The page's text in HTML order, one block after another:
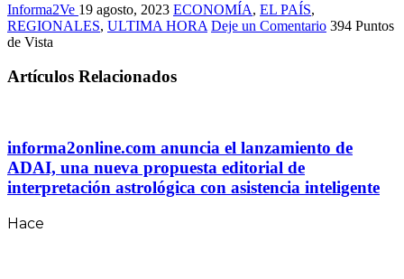
Informa2Ve 19 agosto, 2023 ECONOMÍA, EL PAÍS,
REGIONALES, ULTIMA HORA Deje un Comentario 394 Puntos
de Vista
Artículos Relacionados
informa2online.com anuncia el lanzamiento de
ADAI, una nueva propuesta editorial de
interpretación astrológica con asistencia inteligente
Hace